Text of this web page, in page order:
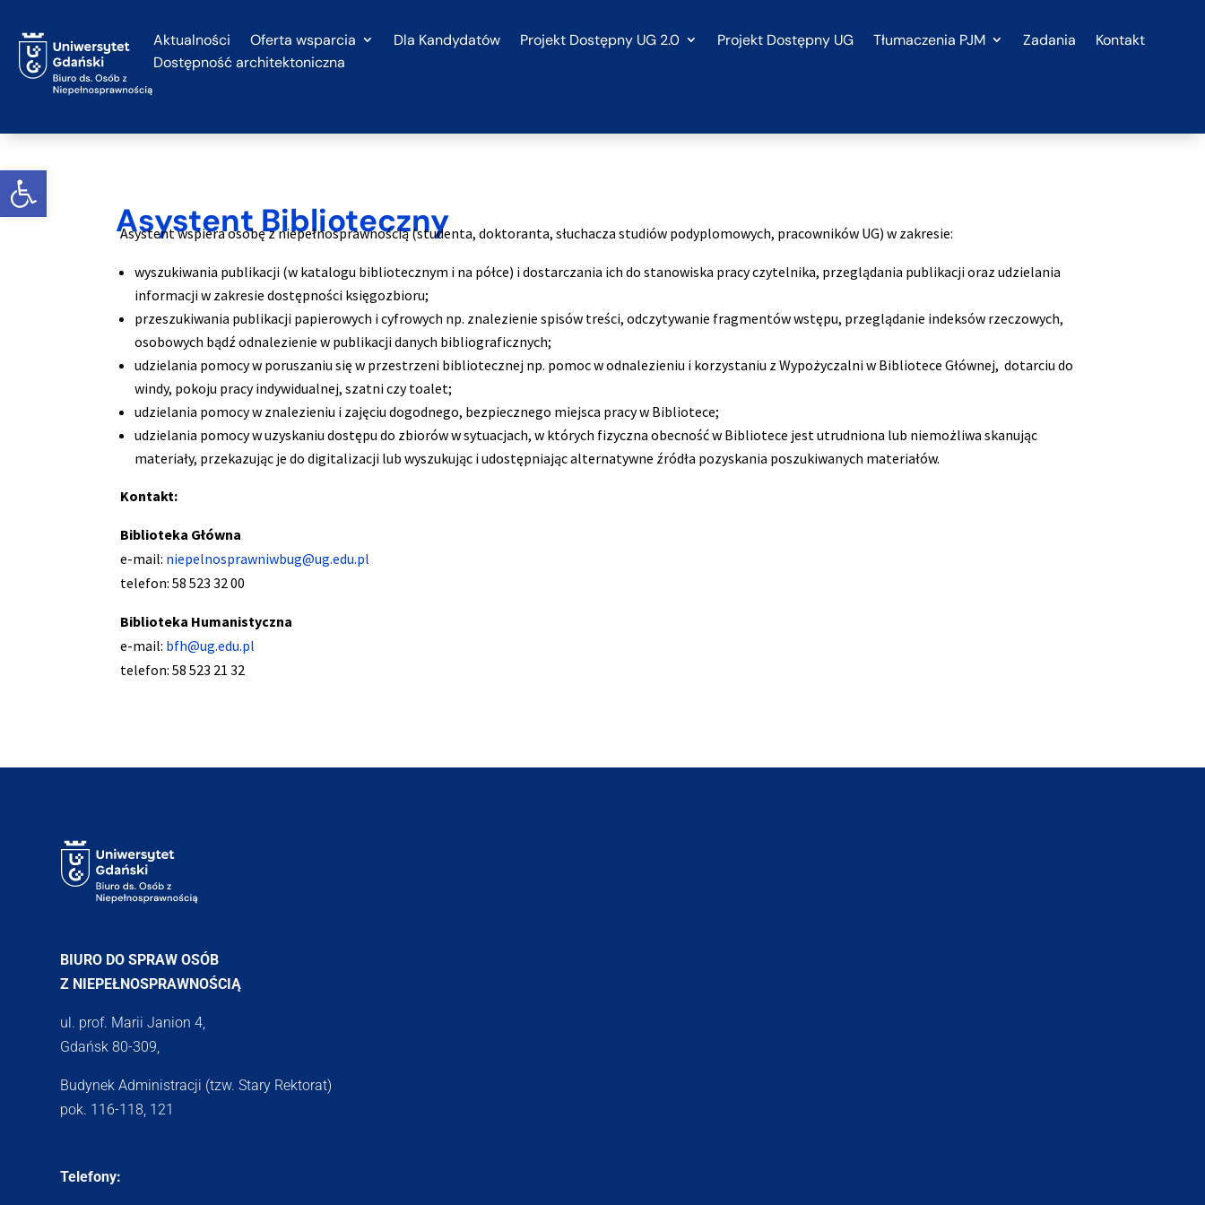
Otwórz widget
Aktualności Oferta wsparcia Dla Kandydatów Projekt Dostępny UG 2.0 Projekt Dostępny UG Tłumaczenia PJM Zadania
Kontakt
Dostępność architektoniczna
Asystent Biblioteczny
Asystent wspiera osobę z niepełnosprawnością (studenta, doktoranta, słuchacza studiów podyplomowych, pracowników UG) w zakresie:
wyszukiwania publikacji (w katalogu bibliotecznym i na półce) i dostarczania ich do stanowiska pracy czytelnika, przeglądania publikacji oraz udzielania
informacji w zakresie dostępności księgozbioru;
przeszukiwania publikacji papierowych i cyfrowych np. znalezienie spisów treści, odczytywanie fragmentów wstępu, przeglądanie indeksów rzeczowych,
osobowych bądź odnalezienie w publikacji danych bibliograficznych;
udzielania pomocy w poruszaniu się w przestrzeni bibliotecznej np. pomoc w odnalezieniu i korzystaniu z Wypożyczalni w Bibliotece Głównej, dotarciu do
windy, pokoju pracy indywidualnej, szatni czy toalet;
udzielania pomocy w znalezieniu i zajęciu dogodnego, bezpiecznego miejsca pracy w Bibliotece;
udzielania pomocy w uzyskaniu dostępu do zbiorów w sytuacjach, w których fizyczna obecność w Bibliotece jest utrudniona lub niemożliwa skanując
materiały, przekazując je do digitalizacji lub wyszukując i udostępniając alternatywne źródła pozyskania poszukiwanych materiałów.
Kontakt:
Biblioteka Główna
e-mail: niepelnosprawniwbug@ug.edu.pl
telefon: 58 523 32 00
Biblioteka Humanistyczna
e-mail: bfh@ug.edu.pl
telefon: 58 523 21 32
BIURO DO SPRAW OSÓB
Z NIEPEŁNOSPRAWNOŚCIĄ
ul. prof. Marii Janion 4,
Gdańsk 80-309,
Budynek Administracji (tzw. Stary Rektorat)
pok. 116-118, 121
Telefony: